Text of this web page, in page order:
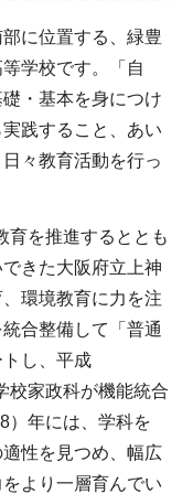
に位置する、緑豊
学校です。「自
・基本を身につけ
践すること、あい
々教育活動を行っ
育を推進するととも
きた大阪府立上神
環境教育に力を注
合整備して「普通
し、平成
校家政科が機能統合
）年には、学科を
適性を見つめ、幅広
より一層育んでい